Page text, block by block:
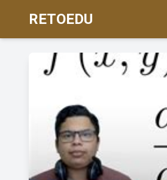
RETOEDU